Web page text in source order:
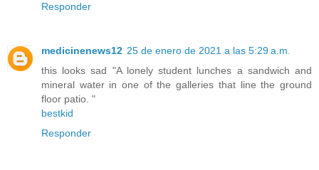
Responder
medicinenews12 25 de enero de 2021 a las 5:29 a.m.
this looks sad "A lonely student lunches a sandwich and
mineral water in one of the galleries that line the ground
floor patio. "
bestkid
Responder